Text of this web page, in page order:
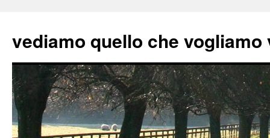
vediamo quello che vogliamo